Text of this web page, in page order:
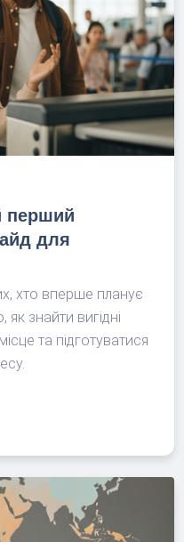
перший
для
хто вперше планує
знайти вигідні
та підготуватися